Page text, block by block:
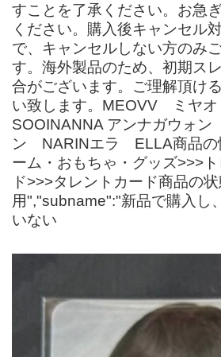
すことを了承ください。お急
ください。購入後キャンセル
で、キャンセルしない方のみ
す。海外製品のため、初期ス
合がございます。ご理解頂け
い致します。MEOVV ミヤ
SOOINANNA アンナガウォ
ン NARINエラ ELLA商品の
ーム・おもちゃ・グッズ>>>
ド>>>タレントカード商品の
用","subname":"新品で購入し
いない